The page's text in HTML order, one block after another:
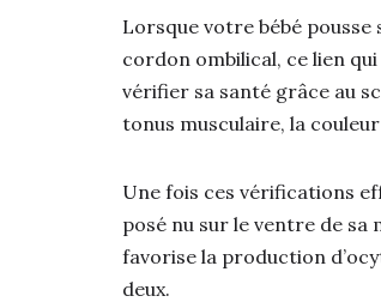
Lorsque votre bébé pousse
cordon ombilical, ce lien
vérifier sa santé grâce au
tonus musculaire, la
Une fois ces vérifications
posé nu sur le ventre de sa
favorise la production
deux.